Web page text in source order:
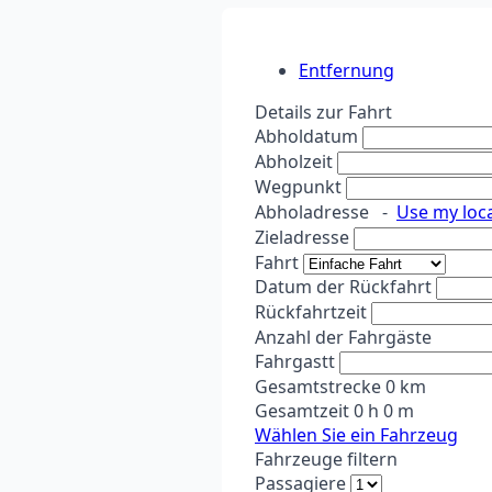
Entfernung
Details zur Fahrt
Abholdatum
Abholzeit
Wegpunkt
Abholadresse - Use my
Zieladresse
Fahrt
Datum der Rückfahrt
Rückfahrtzeit
Anzahl der Fahrgäste
Fahrgastt
Gesamtstrecke0 km
Gesamtzeit0 h 0 m
Wählen Sie ein Fahrzeug
Fahrzeuge filtern
Passagiere